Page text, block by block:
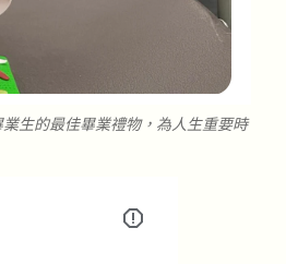
生的最佳畢業禮物，為人生重要時